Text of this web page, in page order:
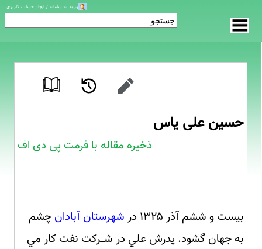
حسین علی یاس
ذخیره مقاله با فرمت پی دی اف
بیست و ششم آذر ۱۳۲۵ در شهرستان آبادان چشم
به جهان گشود. پدرش علي در شــرکت نفت کار مي
ورود به سامانه / ایجاد حساب کاربری